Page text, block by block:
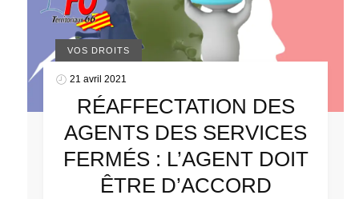
VOS DROITS
21 avril 2021
RÉAFFECTATION DES
AGENTS DES SERVICES
FERMÉS : L’AGENT DOIT
ÊTRE D’ACCORD